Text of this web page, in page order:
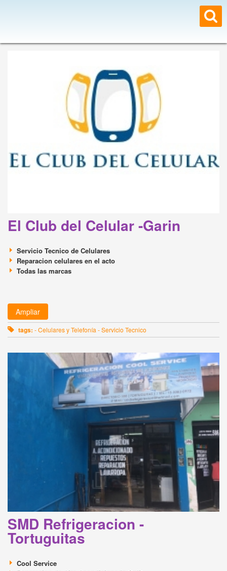
El Club del Celular -Garin
Servicio Tecnico de Celulares
Reparacion celulares en el acto
Todas las marcas
Ampliar
tags: - Celulares y Telefonía - Servicio Tecnico
SMD Refrigeracion -
Tortuguitas
Cool Service